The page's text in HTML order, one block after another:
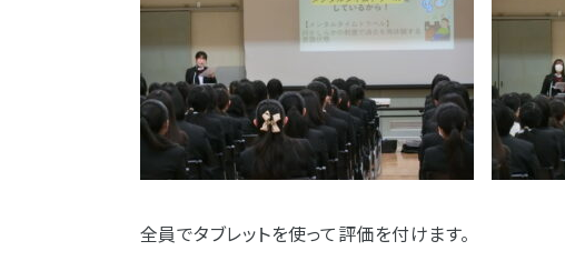
全員でタブレットを使って評価を付けます。